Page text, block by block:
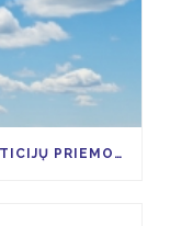
ATNAUJINTAS 2020 METŲ ES INVESTICIJŲ PRIEMONIŲ KVIETIMŲ TEIKTI PARAIŠKAS PLANAS